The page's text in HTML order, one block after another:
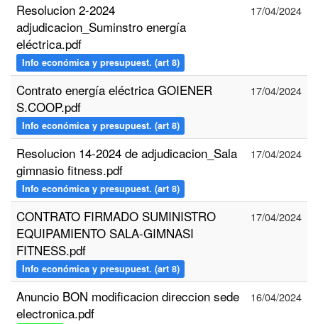
Resolucion 2-2024
adjudicacion_Suminstro energía
eléctrica.pdf
Info económica y presupuest. (art 8)
17/04/2024
Contrato energía eléctrica GOIENER
S.COOP.pdf
Info económica y presupuest. (art 8)
17/04/2024
Resolucion 14-2024 de adjudicacion_Sala
gimnasio fitness.pdf
Info económica y presupuest. (art 8)
17/04/2024
CONTRATO FIRMADO SUMINISTRO
EQUIPAMIENTO SALA-GIMNASI
FITNESS.pdf
Info económica y presupuest. (art 8)
17/04/2024
Anuncio BON modificacion direccion sede
electronica.pdf
16/04/2024